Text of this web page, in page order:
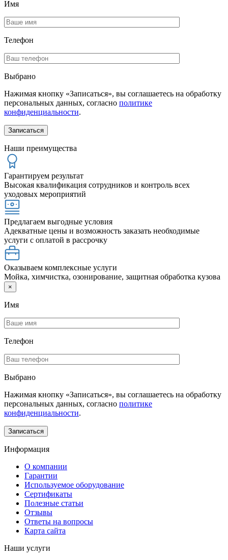
Имя
Телефон
Выбрано
Нажимая кнопку «Записаться», вы соглашаетесь на обработку
персональных данных, согласно политике
конфиденциальности.
Наши преимущества
Гарантируем результат
Высокая квалификация сотрудников и контроль всех
уходовых мероприятий
Предлагаем выгодные условия
Адекватные цены и возможность заказать необходимые
услуги с оплатой в рассрочку
Оказываем комплексные услуги
Мойка, химчистка, озонирование, защитная обработка кузова
×
Имя
Телефон
Выбрано
Нажимая кнопку «Записаться», вы соглашаетесь на обработку
персональных данных, согласно политике
конфиденциальности.
Информация
О компании
Гарантии
Используемое оборудование
Сертификаты
Полезные статьи
Отзывы
Ответы на вопросы
Карта сайта
Наши услуги